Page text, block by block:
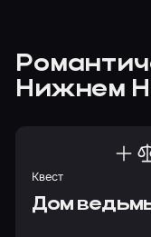
Нижнем
Квест
Дом